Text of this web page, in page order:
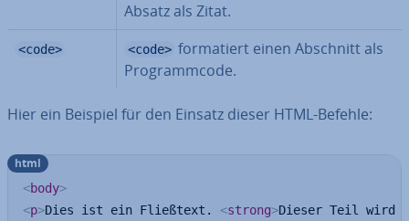
Absatz als Zitat.
<code> <code> for­ma­tiert einen Abschnitt als
Pro­gramm­code.
Hier ein Beispiel für den Einsatz dieser HTML-Befehle:
<body>
<p>Dies ist ein Fließtext. <strong>Dieser Teil wird
html